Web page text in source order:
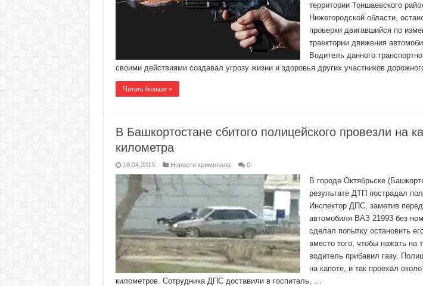
территории Тоншаевского
Нижегородской области,
проверки двигавшийся по
траектории движения
Водитель данного
своими действиями создавал угрозу жизни и здоровья других участников
Читать больше »
В Башкортостане сбитого полицейского провезли на
километра
18.04.2013 Новости криминала 0
В городе Октябрьске
результате ДТП пострадал
Инспектор ДПС, заметив
автомобиля ВАЗ 21993 без
сделал попытку остановить
вместо того, чтобы нажать на
водитель прибавил газу.
на капоте, и так проехал
километров. Сотрудника ДПС доставили в госпиталь, …